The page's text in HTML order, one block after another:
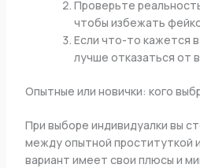
Проверьте
чтобы избежать
Если что-то кажется
лучше отказаться от
Опытные или новички: кого
При выборе индивидуалки вы
между опытной проституткой
вариант имеет свои плюсы и